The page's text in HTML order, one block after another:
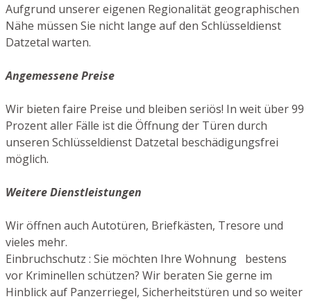
Aufgrund unserer eigenen Regionalität geographischen
Nähe müssen Sie nicht lange auf den Schlüsseldienst
Datzetal warten.
Angemessene Preise
Wir bieten faire Preise und bleiben seriös! In weit über 99
Prozent aller Fälle ist die Öffnung der Türen durch
unseren Schlüsseldienst Datzetal beschädigungsfrei
möglich.
Weitere Dienstleistungen
Wir öffnen auch Autotüren, Briefkästen, Tresore und
vieles mehr.
Einbruchschutz : Sie möchten Ihre Wohnung bestens
vor Kriminellen schützen? Wir beraten Sie gerne im
Hinblick auf Panzerriegel, Sicherheitstüren und so weiter